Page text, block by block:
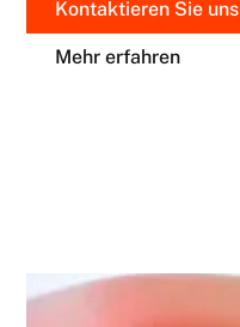
Kontaktieren Sie uns
Mehr erfahren